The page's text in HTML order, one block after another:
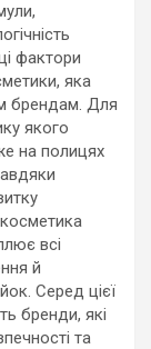
фактори
яка
брендам. Для
якого
на полицях
всі
й
Серед цієї
бренди, які
та